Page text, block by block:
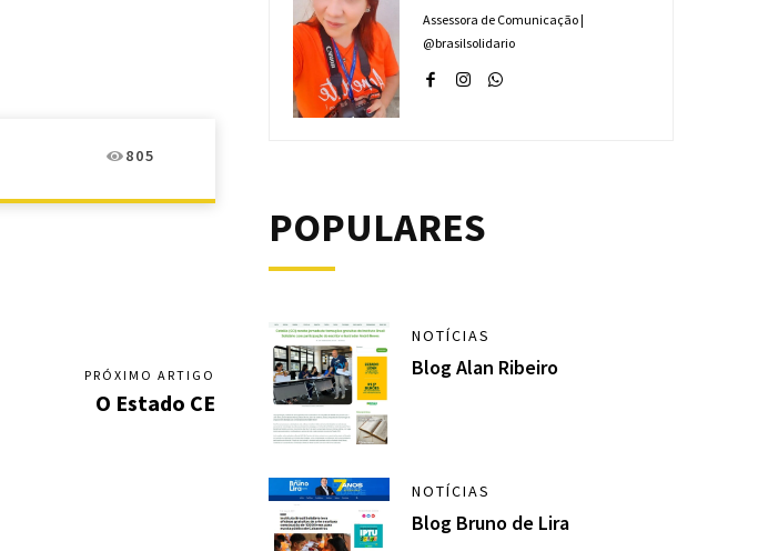
805
PRÓXIMO ARTIGO
O Estado CE
Assessora de Comunicação |
@brasilsolidario
POPULARES
NOTÍCIAS
Blog Alan Ribeiro
NOTÍCIAS
Blog Bruno de Lira